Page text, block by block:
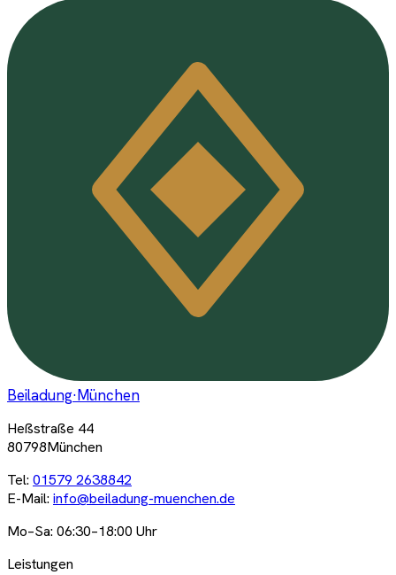
Beiladung·München
Heßstraße 44
80798München
Tel: 01579 2638842
E-Mail: info@beiladung-muenchen.de
Mo–Sa: 06:30–18:00 Uhr
Leistungen